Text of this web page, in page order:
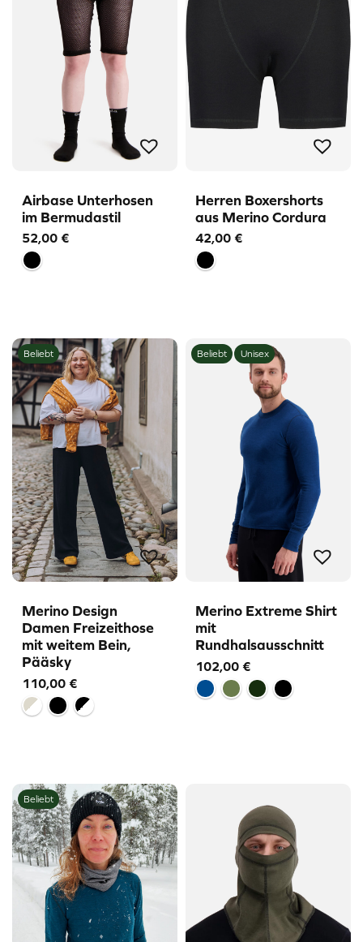
Airbase Unterhosen
im Bermudastil
52,00 €
Herren Boxershorts
aus Merino Cordura
42,00 €
Beliebt
Merino Design
Damen Freizeithose
mit weitem Bein,
Pääsky
110,00 €
Beliebt Unisex
Merino Extreme Shirt
mit
Rundhalsausschnitt
102,00 €
Beliebt